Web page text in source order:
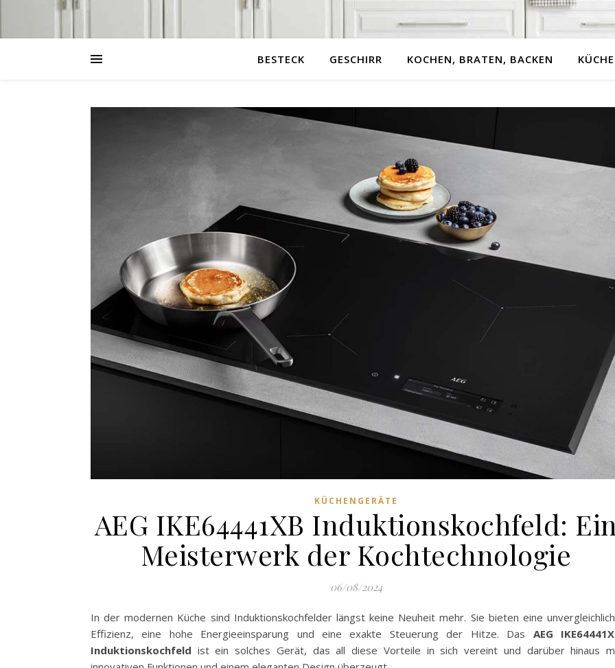
BESTECK GESCHIRR KOCHEN, BRATEN, BACKEN
KÜCHENGERÄTE
AEG IKE64441XB Induktionskochfeld: Ein
Meisterwerk der Kochtechnologie
06/08/2024
In der modernen Küche sind Induktionskochfelder längst keine Neuheit mehr. Sie bieten eine
Effizienz, eine hohe Energieeinsparung und eine exakte Steuerung der Hitze. Das AEG
Induktionskochfeld ist ein solches Gerät, das all diese Vorteile in sich vereint und darüber hinaus